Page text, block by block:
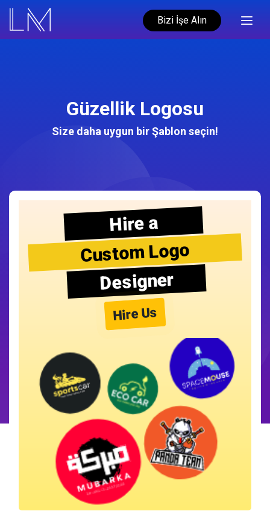
Bizi İşe Alın
Güzellik Logosu
Size daha uygun bir Şablon seçin!
Hire a
Custom Logo
Designer
Hire Us